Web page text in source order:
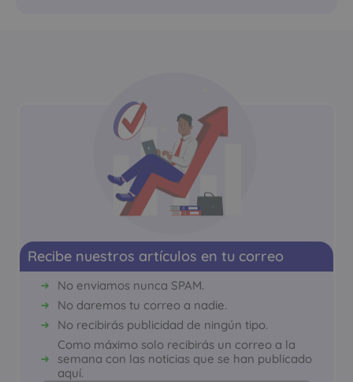
Recibe nuestros artículos en tu correo
No enviamos nunca SPAM.
No daremos tu correo a nadie.
No recibirás publicidad de ningún tipo.
Como máximo solo recibirás un correo a la
semana con las noticias que se han publicado
aquí.